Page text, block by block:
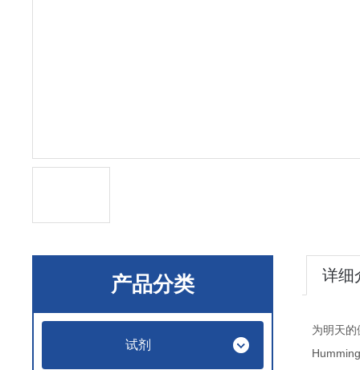
产品分类
试剂
详细
为明天